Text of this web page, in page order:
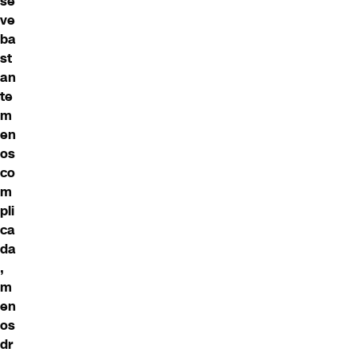
ve
ba
st
an
te
m
en
os
co
m
pli
ca
da
,
m
en
os
dr